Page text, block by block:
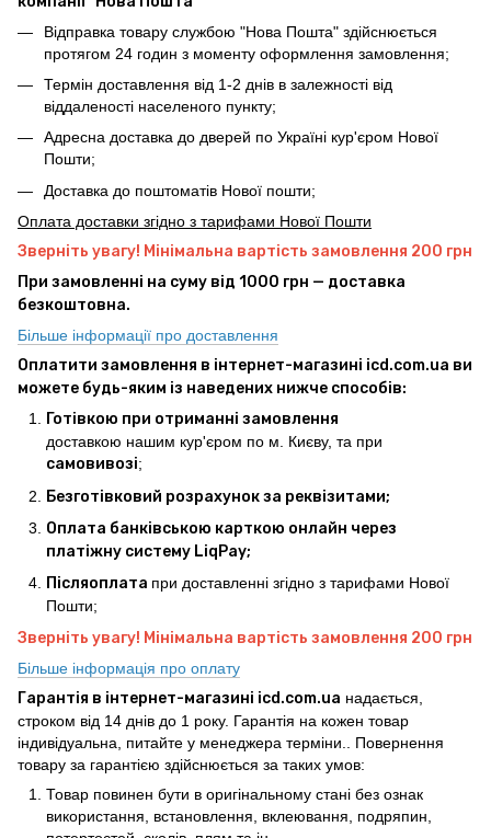
Відправка товару службою "Нова Пошта" здійснюється
протягом 24 годин з моменту оформлення замовлення;
Термін доставлення від 1-2 днів в залежності від
віддаленості населеного пункту;
Адресна доставка до дверей по Україні кур'єром Нової
Пошти;
Доставка до поштоматів Нової пошти;
Оплата доставки згідно з тарифами Нової Пошти
Зверніть увагу! Мінімальна вартість замовлення 200 грн
При замовленні на суму від 1000 грн — доставка
безкоштовна.
Більше інформації про доставлення
Оплатити замовлення в інтернет-магазині icd.com.ua ви
можете будь-яким із наведених нижче способів:
Готівкою при отриманні замовлення
доставкою нашим кур'єром по м. Києву, та при
самовивозі;
Безготівковий розрахунок за реквізитами;
Оплата банківською карткою онлайн через
платіжну систему LiqPay;
Післяоплата при доставленні згідно з тарифами Нової
Пошти;
Зверніть увагу! Мінімальна вартість замовлення 200 грн
Більше інформація про оплату
Гарантія в інтернет-магазині icd.com.ua надається,
строком від 14 днів до 1 року. Гарантія на кожен товар
індивідуальна, питайте у менеджера терміни.. Повернення
товару за гарантією здійснюється за таких умов:
Товар повинен бути в оригінальному стані без ознак
використання, встановлення, вклеювання, подряпин,